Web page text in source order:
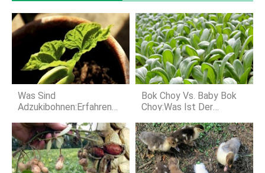
Was Sind
Adzukibohnen:Erfahren
Von Adzukibohnen
Bok Choy Vs. Baby Bok
Choy:Was Ist Der